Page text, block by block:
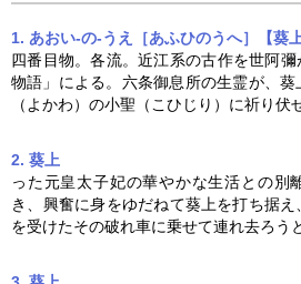
1. あおい‐の‐うえ［あふひのうへ］【葵上
四番目物。各流。近江系の古作を世阿
物語」による。六条御息所の生霊が、 葵
（よかわ）の小聖（こひじり）に祈り伏
2. 葵上
った元皇太子妃の華やかな生活との別
き、興奮に身をゆだねて葵上を打ち据え
を受けたその破れ車に乗せて連れ去ろう